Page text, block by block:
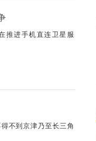
推进手机直连卫星服
不到京津乃至长三角